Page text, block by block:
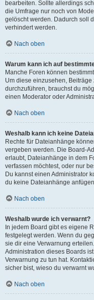
bearbeiten. Sollte allerdings
die Umfrage nur noch von
gelöscht werden. Dadurch soll
verhindert werden.
Nach oben
Warum kann ich auf
Manche Foren können
Um diese einzusehen,
durchzuführen, brauchst du
einen Moderator oder
Nach oben
Weshalb kann ich keine
Rechte für Dateianhänge
vergeben werden. Die Board-
erlaubt, Dateianhänge in dem
verfassen möchtest, oder nur
Du kannst einen Administrator
du keine Dateianhänge
Nach oben
Weshalb wurde ich verwarnt?
In jedem Board gibt es eigene
festgelegt werden. Wenn du
sie dir eine Verwarnung
Administration dieses Boards
Verwarnung zu tun hat.
sicher bist, wieso du verwarnt
Nach oben